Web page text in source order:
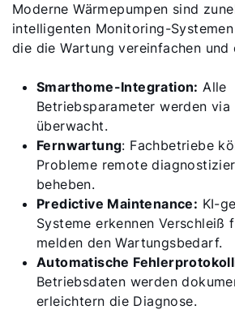
Moderne Wärmepumpen sind
intelligenten Monitoring-
die die Wartung vereinfachen und
Smarthome-Integration: Alle
Betriebsparameter werden
überwacht.
Fernwartung: Fachbetriebe
Probleme remote
beheben.
Predictive Maintenance: KI-
Systeme erkennen Verschleiß
melden den Wartungsbedarf.
Automatische
Betriebsdaten werden
erleichtern die Diagnose.